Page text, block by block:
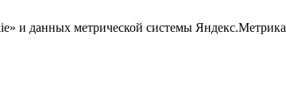
и данных метрической системы Яндекс.Метрика